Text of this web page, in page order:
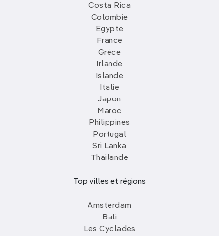
Costa Rica
Colombie
Egypte
France
Grèce
Irlande
Islande
Italie
Japon
Maroc
Philippines
Portugal
Sri Lanka
Thailande
Top villes et régions
Amsterdam
Bali
Les Cyclades